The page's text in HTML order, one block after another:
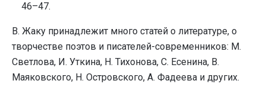
46–47.
В. Жаку принадлежит много статей о литературе, о
творчестве поэтов и писателей-современников: М.
Светлова, И. Уткина, Н. Тихонова, С. Есенина, В.
Маяковского, Н. Островского, А. Фадеева и других.